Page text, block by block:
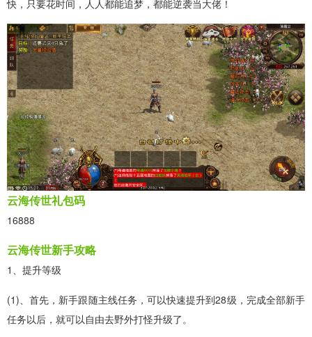
快，只要花时间，人人都能追梦，都能逆袭当大佬！
云海传世礼包码
16888
云海传世新手攻略
1、提升等级
(1)、首先，新手跟随主线任务，可以快速提升到28级，完成全部新手
任务以后，就可以自由去野外打怪升级了。